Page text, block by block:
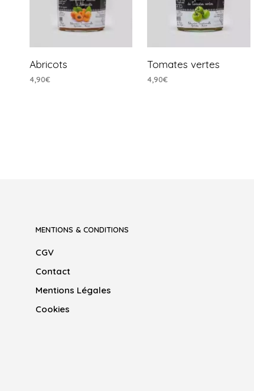
Abricots
4,90€
Tomates vertes
4,90€
MENTIONS & CONDITIONS
CGV
Contact
Mentions Légales
Cookies